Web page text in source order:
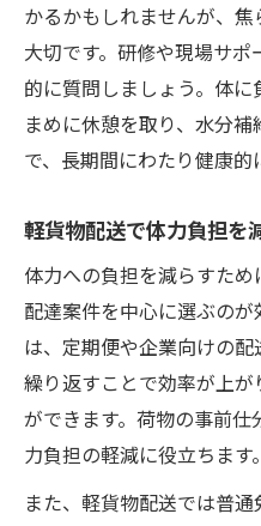
かるかもしれませんが、
大切です。研修や現場サ
的に質問しましょう。体
まめに休憩を取り、水分
で、長期間にわたり健康的
軽貨物配送で体力負担を
体力への負担を減らすた
配達案件を中心に選ぶの
は、定期便や企業向けの
繰り返すことで効率が上
ができます。荷物の事前
力負担の軽減に役立ちます。
また、軽貨物配送では普